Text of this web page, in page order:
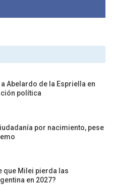
Abelardo de la Espriella en
política
por nacimiento, pese
que Milei pierda las
en 2027?